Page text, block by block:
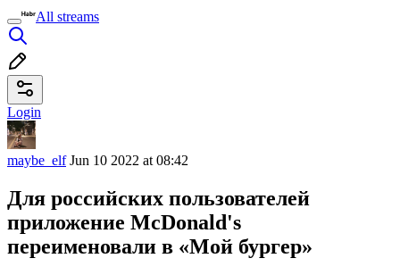
All streams
Login
maybe_elfJun 10 2022 at 08:42
Для российских пользователей
приложение McDonald's
переименовали в «Мой бургер»